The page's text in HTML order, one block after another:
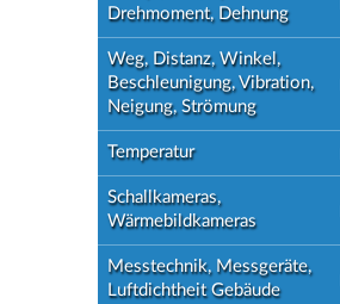
Drehmoment, Dehnung
Weg, Distanz, Winkel,
Beschleunigung, Vibration,
Neigung, Strömung
Temperatur
Schallkameras,
Wärmebildkameras
Messtechnik, Messgeräte,
Luftdichtheit Gebäude